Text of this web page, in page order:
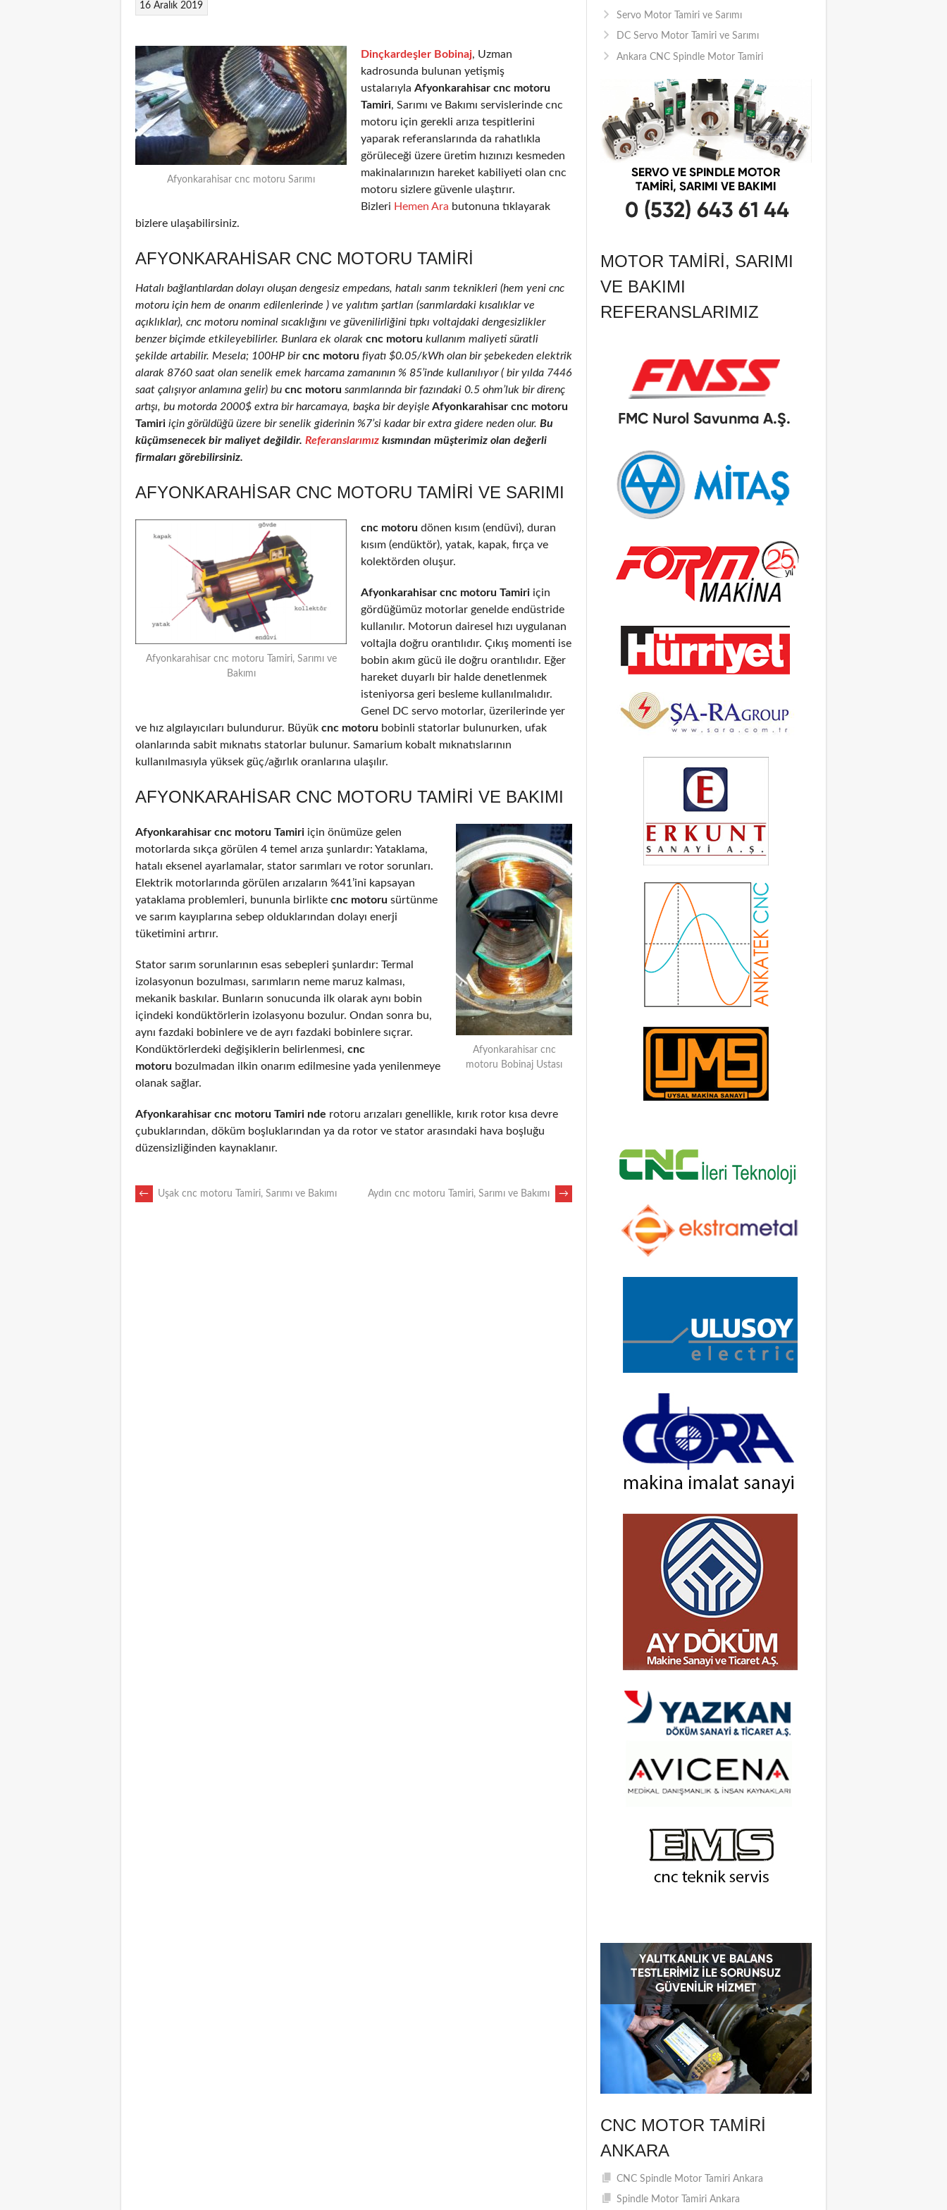
16 Aralık 2019
Afyonkarahisar cnc motoru Sarımı
Dinçkardeşler Bobinaj, Uzman
kadrosunda bulunan yetişmiş
ustalarıyla Afyonkarahisar cnc motoru
Tamiri, Sarımı ve Bakımı servislerinde cnc
motoru için gerekli arıza tespitlerini
yaparak referanslarında da rahatlıkla
görüleceği üzere üretim hızınızı kesmeden
makinalarınızın hareket kabiliyeti olan cnc
motoru sizlere güvenle ulaştırır.
Bizleri Hemen Ara butonuna tıklayarak
bizlere ulaşabilirsiniz.
AFYONKARAHISAR CNC MOTORU TAMIRI
Hatalı bağlantılardan dolayı oluşan dengesiz empedans, hatalı sarım teknikleri (hem yeni cnc
motoru için hem de onarım edilenlerinde ) ve yalıtım şartları (sarımlardaki kısalıklar ve
açıklıklar), cnc motoru nominal sıcaklığını ve güvenilirliğini tıpkı voltajdaki dengesizlikler
benzer biçimde etkileyebilirler. Bunlara ek olarak cnc motoru kullanım maliyeti süratli
şekilde artabilir. Mesela; 100HP bircnc motoru fiyatı $0.05/kWh olan bir şebekeden elektrik
alarak 8760 saat olan senelik emek harcama zamanının % 85’inde kullanılıyor ( bir yılda 7446
saat çalışıyor anlamına gelir) bu cnc motoru sarımlarında bir fazındaki 0.5 ohm’luk bir direnç
artışı, bu motorda 2000$ extra bir harcamaya, başka bir deyişle Afyonkarahisar cnc motoru
Tamiri için görüldüğü üzere bir senelik giderinin %7’si kadar bir extra gidere neden olur. Bu
küçümsenecek bir maliyet değildir. Referanslarımız kısmından müşterimiz olan değerli
firmaları görebilirsiniz.
AFYONKARAHISAR CNC MOTORU TAMIRI VE SARIMI
Afyonkarahisar cnc motoru Tamiri, Sarımı ve
Bakımı
cnc motoru dönen kısım (endüvi), duran
kısım (endüktör), yatak, kapak, fırça ve
kolektörden oluşur.
Afyonkarahisar cnc motoru Tamiri için
gördüğümüz motorlar genelde endüstride
kullanılır. Motorun dairesel hızı uygulanan
voltajla doğru orantılıdır. Çıkış momenti ise
bobin akım gücü ile doğru orantılıdır. Eğer
hareket duyarlı bir halde denetlenmek
isteniyorsa geri besleme kullanılmalıdır.
Genel DC servo motorlar, üzerilerinde yer
ve hız algılayıcıları bulundurur. Büyük cnc motoru bobinli statorlar bulunurken, ufak
olanlarında sabit mıknatıs statorlar bulunur. Samarium kobalt mıknatıslarının
kullanılmasıyla yüksek güç/ağırlık oranlarına ulaşılır.
AFYONKARAHISAR CNC MOTORU TAMIRI VE BAKIMI
Afyonkarahisar cnc
motoru Bobinaj Ustası
Afyonkarahisar cnc motoru Tamiri için önümüze gelen
motorlarda sıkça görülen 4 temel arıza şunlardır: Yataklama,
hatalı eksenel ayarlamalar, stator sarımları ve rotor sorunları.
Elektrik motorlarında görülen arızaların %41’ini kapsayan
yataklama problemleri, bununla birlikte cnc motoru sürtünme
ve sarım kayıplarına sebep olduklarından dolayı enerji
tüketimini artırır.
Stator sarım sorunlarının esas sebepleri şunlardır: Termal
izolasyonun bozulması, sarımların neme maruz kalması,
mekanik baskılar. Bunların sonucunda ilk olarak aynı bobin
içindeki kondüktörlerin izolasyonu bozulur. Ondan sonra bu,
aynı fazdaki bobinlere ve de ayrı fazdaki bobinlere sıçrar.
Kondüktörlerdeki değişiklerin belirlenmesi, cnc
motoru bozulmadan ilkin onarım edilmesine yada yenilenmeye
olanak sağlar.
Afyonkarahisar cnc motoru Tamiri nde rotoru arızaları genellikle, kırık rotor kısa devre
çubuklarından, döküm boşluklarından ya da rotor ve stator arasındaki hava boşluğu
düzensizliğinden kaynaklanır.
POST
← Uşak cnc motoru Tamiri, Sarımı ve Bakımı Aydın cnc motoru Tamiri, Sarımı ve Bakımı →
Servo Motor Tamiri ve Sarımı
DC Servo Motor Tamiri ve Sarımı
Ankara CNC Spindle Motor Tamiri
MOTOR TAMIRI, SARIMI
VE BAKIMI
REFERANSLARIMIZ
CNC MOTOR TAMIRI
ANKARA
CNC Spindle Motor Tamiri Ankara
Spindle Motor Tamiri Ankara